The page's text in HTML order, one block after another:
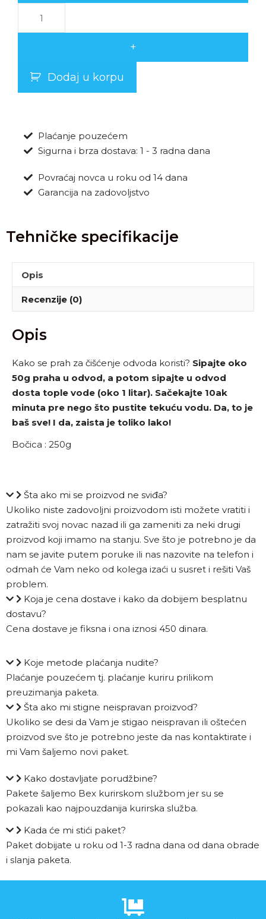
+
Dodaj u korpu
Plaćanje pouzećem
Sigurna i brza dostava: 1 - 3 radna dana
Povraćaj novca u roku od 14 dana
Garancija na zadovoljstvo
Tehničke specifikacije
Opis
Recenzije (0)
Opis
Kako se prah za čišćenje odvoda koristi? Sipajte oko
50g praha u odvod, a potom sipajte u odvod
dosta tople vode (oko 1 litar). Sačekajte 10ak
minuta pre nego što pustite tekuću vodu. Da, to je
baš sve! I da, zaista je toliko lako!
Bočica : 250g
Šta ako mi se proizvod ne sviđa?
Ukoliko niste zadovoljni proizvodom isti možete vratiti i
zatražiti svoj novac nazad ili ga zameniti za neki drugi
proizvod koji imamo na stanju. Sve što je potrebno je da
nam se javite putem poruke ili nas nazovite na telefon i
odmah će Vam neko od kolega izaći u susret i rešiti Vaš
problem.
Koja je cena dostave i kako da dobijem besplatnu
dostavu?
Cena dostave je fiksna i ona iznosi 450 dinara.
Koje metode plaćanja nudite?
Plaćanje pouzećem tj. plaćanje kuriru prilikom
preuzimanja paketa.
Šta ako mi stigne neispravan proizvod?
Ukoliko se desi da Vam je stigao neispravan ili oštećen
proizvod sve što je potrebno jeste da nas kontaktirate i
mi Vam šaljemo novi paket.
Kako dostavljate porudžbine?
Pakete šaljemo Bex kurirskom službom jer su se
pokazali kao najpouzdanija kurirska služba.
Kada će mi stići paket?
Paket dobijate u roku od 1-3 radna dana od dana obrade
i slanja paketa.